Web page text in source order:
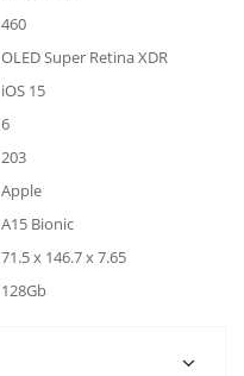
460
OLED Super Retina XDR
iOS 15
6
203
Apple
A15 Bionic
71.5 x 146.7 x 7.65
128Gb